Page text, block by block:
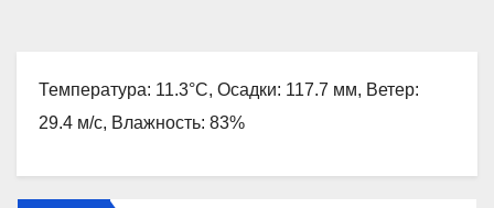
Температура: 11.3°C, Осадки: 117.7 мм, Ветер:
29.4 м/с, Влажность: 83%